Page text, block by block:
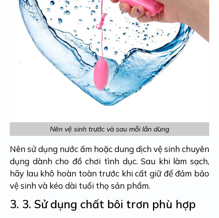
Nên vệ sinh trước và sau mỗi lần dùng
Nên sử dụng nước ấm hoặc dung dịch vệ sinh chuyên
dụng dành cho đồ chơi tình dục. Sau khi làm sạch,
hãy lau khô hoàn toàn trước khi cất giữ để đảm bảo
vệ sinh và kéo dài tuổi thọ sản phẩm.
3. 3. Sử dụng chất bôi trơn phù hợp